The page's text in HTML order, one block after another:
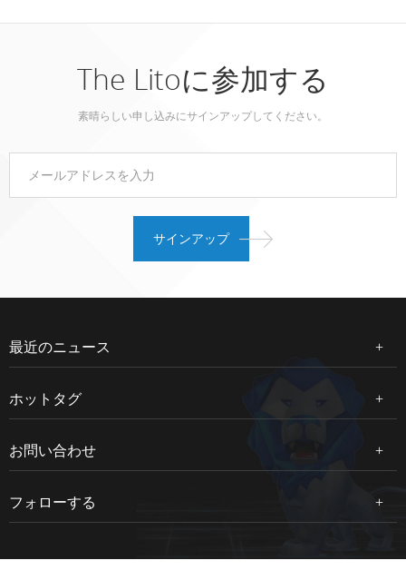
The Litoに参加する
素晴らしい申し込みにサインアップしてください。
最近のニュース
ホットタグ
お問い合わせ
フォローする